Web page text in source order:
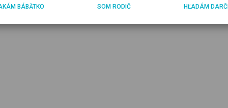
BÁBÄTKO SOM RODIČ HĽADÁM